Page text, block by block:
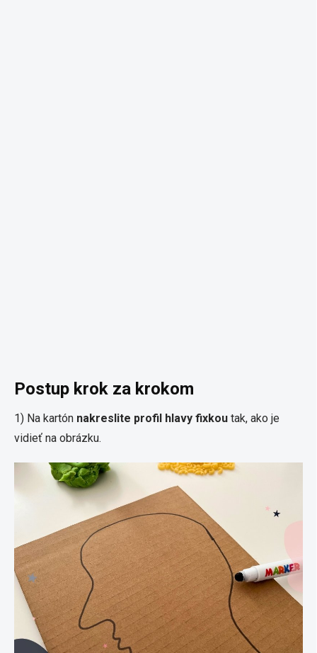
Postup krok za krokom
1) Na kartón nakreslite profil hlavy fixkou tak, ako je
vidieť na obrázku.